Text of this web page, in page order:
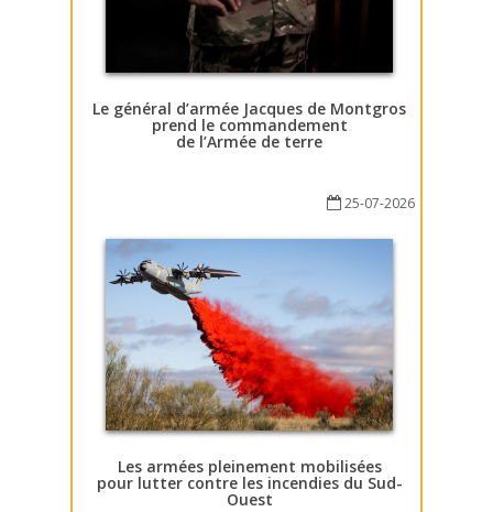
Le général d’armée Jacques de Montgros
prend le commandement
de l’Armée de terre
25-07-2026
Les armées pleinement mobilisées
pour lutter contre les incendies du Sud-
Ouest